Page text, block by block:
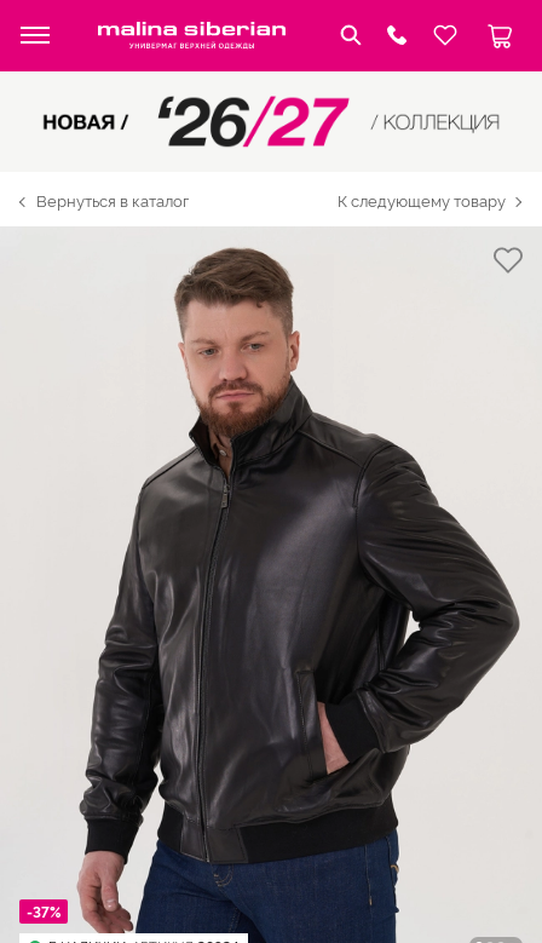
Вернуться в каталог К следующему товару
-37%